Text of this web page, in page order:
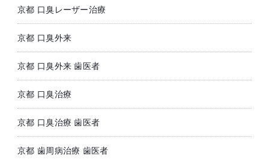
京都 口臭レーザー治療
京都 口臭外来
京都 口臭外来 歯医者
京都 口臭治療
京都 口臭治療 歯医者
京都 歯周病治療 歯医者